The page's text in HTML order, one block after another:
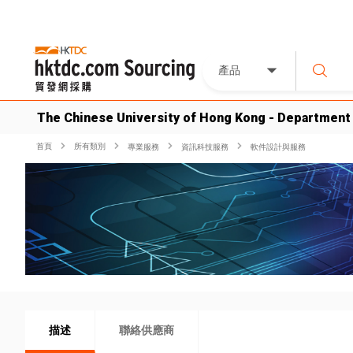
產品
The Chinese University of Hong Kong -
首頁 所有類別 專業服務 資訊科技服務 軟件設計與服務
描述 聯絡供應商